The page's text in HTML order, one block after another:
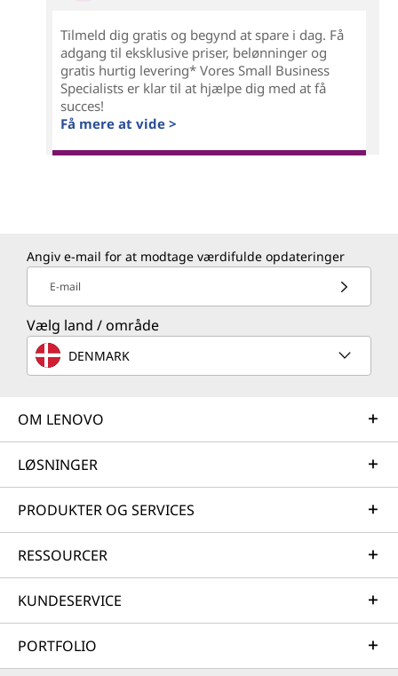
Tilmeld dig gratis og begynd at spare i dag. Få
adgang til eksklusive priser, belønninger og
gratis hurtig levering* Vores Small Business
Specialists er klar til at hjælpe dig med at få
succes!
Få mere at vide >
Angiv e-mail for at modtage værdifulde opdateringer
E-mail
Vælg land / område
DENMARK
OM LENOVO
LØSNINGER
PRODUKTER OG SERVICES
RESSOURCER
KUNDESERVICE
PORTFOLIO